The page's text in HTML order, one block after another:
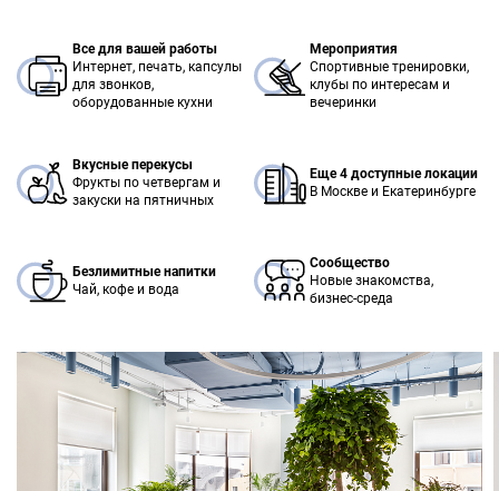
Все для вашей работы
Интернет, печать, капсулы
для звонков,
оборудованные кухни
Мероприятия
Спортивные тренировки,
клубы по интересам и
вечеринки
Вкусные перекусы
Фрукты по четвергам и
закуски на пятничных
Еще 4 доступные локации
В Москве и Екатеринбурге
Безлимитные напитки
Чай, кофе и вода
Сообщество
Новые знакомства,
бизнес-среда